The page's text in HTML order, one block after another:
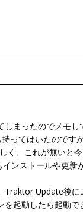
まったのでメモし
ってはいたので
く、これが無いと
ンストールや更新
Traktor Update後
起動したら起動